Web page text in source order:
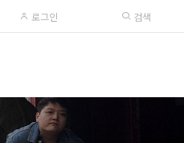
로그인 검색